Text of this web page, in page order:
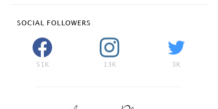
SOCIAL FOLLOWERS
51K 13K 3K